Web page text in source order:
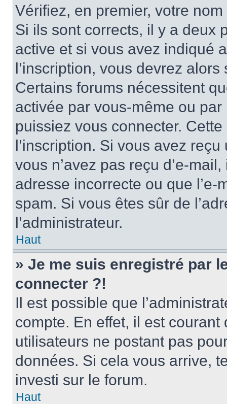
Vérifiez, en premier, votre
Si ils sont corrects, il y a deux
active et si vous avez indiqué
l’inscription, vous devrez
Certains forums nécessitent
activée par vous-même ou
puissiez vous connecter.
l’inscription. Si vous avez
vous n’avez pas reçu d’e-
adresse incorrecte ou que
spam. Si vous êtes sûr de
l’administrateur.
Haut
» Je me suis enregistré par
connecter ?!
Il est possible que
compte. En effet, il est
utilisateurs ne postant pas
données. Si cela vous arrive,
investi sur le forum.
Haut